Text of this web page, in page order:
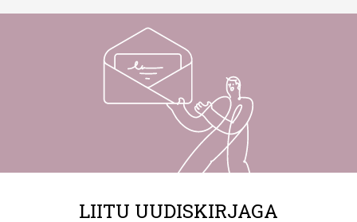
LIITU UUDISKIRJAGA